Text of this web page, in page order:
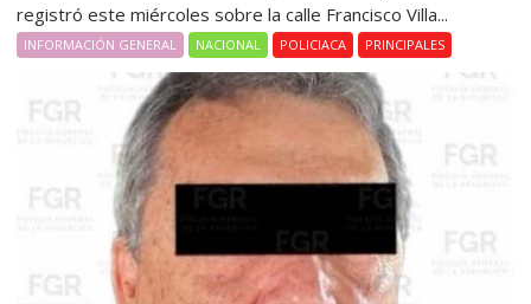
registró este miércoles sobre la calle Francisco Villa...
INFORMACIÓN GENERAL NACIONAL POLICIACA PRINCIPALES